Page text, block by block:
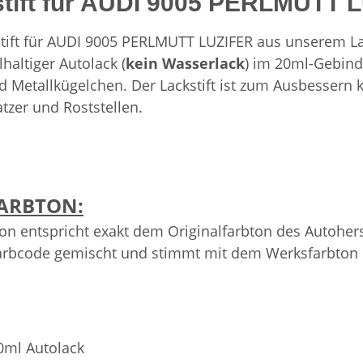
für AUDI 9005 PERLMUTT LUZIFER aus
Autolack (kein Wasserlack) im 20ml-
Metallkügelchen. Der Lackstift ist zum Ausbessern
und Roststellen.
entspricht exakt dem Originalfarbton des
gemischt und stimmt mit dem
Autolack